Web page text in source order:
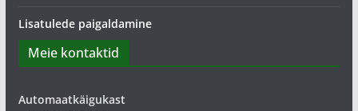
Lisatulede paigaldamine
Meie kontaktid
Automaatkäigukast